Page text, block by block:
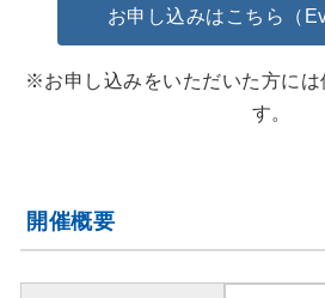
お申し込みはこちら（
※お申し込みをいただいた方には
す。
開催概要